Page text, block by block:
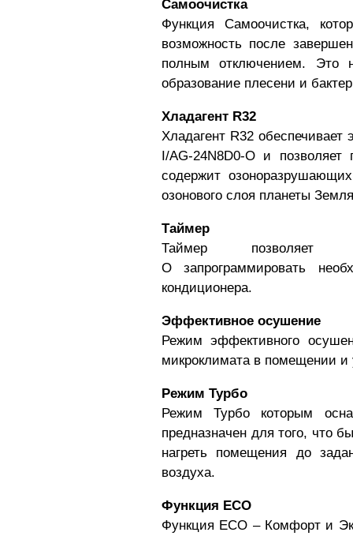
Самоочистка
Функция Самоочистка,
возможность после
полным отключением. Это
образование плесени и
Хладагент R32
Хладагент R32
I/AG-24N8D0-O и позволяет
содержит
озонового слоя планеты
Таймер
Таймер позволяет
O запрограммировать
кондиционера.
Эффективное осушение
Режим эффективного
микроклимата в помещении и
Режим Турбо
Режим Турбо которым
предназначен для того, что
нагреть помещения до
воздуха.
Функция ECO
Функция ECO – Комфорт и